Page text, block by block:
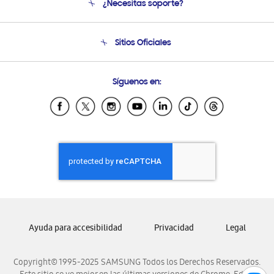
Soporte
Condiciones de Compra
¿Necesitas soporte?
Soporte vía eMail
Sitios Oficiales
Samsung Ecuador
Samsung El Salvador
Samsung Honduras
Samsung Nicaragua
Samsung Panamá
Samsung Venezuela
Síguenos en:
Copyright© 1995-2025 SAMSUNG Todos los Derechos Reservados.
Ayuda para accesibilidad Privacidad Legal